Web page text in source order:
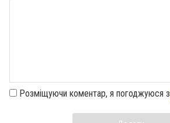
Розміщуючи коментар, я погоджуюся з